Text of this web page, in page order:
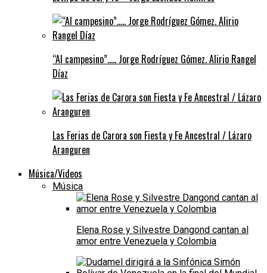
“Al campesino”….. Jorge Rodríguez Gómez. Alirio Rangel
Díaz
Las Ferias de Carora son Fiesta y Fe Ancestral / Lázaro
Aranguren
Música/Videos
Música
Elena Rose y Silvestre Dangond cantan al
amor entre Venezuela y Colombia